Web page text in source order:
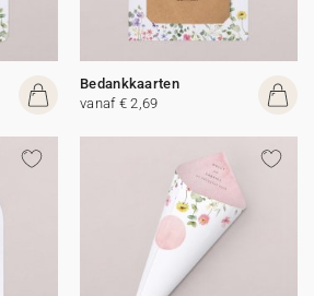
Bedankkaarten
vanaf € 2,69